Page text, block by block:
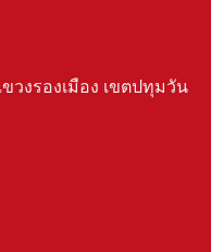
วงรองเมือง เขตปทุมวัน